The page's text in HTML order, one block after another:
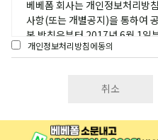
숫자 또는 양자의 조합 (3) 이용
이 약관으로 회사와 회원간에 체
(4) 계약해지 : 회사 또는 회원이
하는 것
제 5 조 (이용계약의 성립)
철회시 지체없이 파기), 제 3자
2)스튜디오
- 개인정보를 제공받는 자 : 베이
- 제공받는 자의 개인정보 이용
및 상담. 새로운 서비스, 신상품,
- 제공하는 개인정보 항목 : 성
산예정일
- 제공받는 자의 보유.이용기간
베베폼 회사는 개인정보처리방
사항(또는 개별공지)을 통하여
본 방침은부터 2017년 6월 1일
1. 개인정보의 처리 목적 베베
위해 처리합니다. 처리한 개인
정입니다.
개인정보처리방침에동의
취소